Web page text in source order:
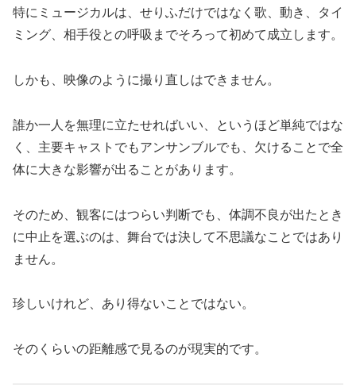
特にミュージカルは、せりふだけではなく歌、動き、タイ
ミング、相手役との呼吸までそろって初めて成立します。
しかも、映像のように撮り直しはできません。
誰か一人を無理に立たせればいい、というほど単純ではな
く、主要キャストでもアンサンブルでも、欠けることで全
体に大きな影響が出ることがあります。
そのため、観客にはつらい判断でも、体調不良が出たとき
に中止を選ぶのは、舞台では決して不思議なことではあり
ません。
珍しいけれど、あり得ないことではない。
そのくらいの距離感で見るのが現実的です。